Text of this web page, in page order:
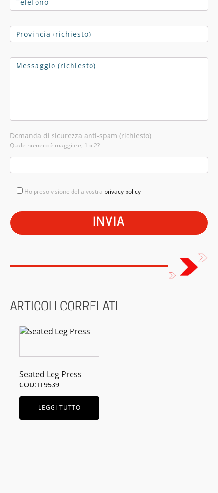
Domanda di sicurezza anti-spam (richiesto)
Quale numero è maggiore, 1 o 2?
Ho preso visione della vostra privacy policy
ARTICOLI CORRELATI
Seated Leg Press
COD: IT9539
LEGGI TUTTO